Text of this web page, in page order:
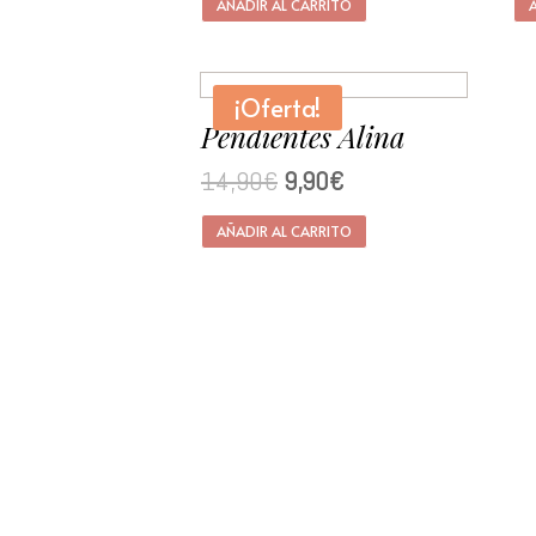
AÑADIR AL CARRITO
¡Oferta!
Pendientes Alina
14,90€ 9,90€
AÑADIR AL CARRITO